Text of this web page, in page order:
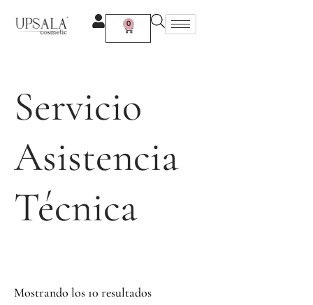
contenido
0
Carrito
Servicio
Asistencia
Técnica
Mostrando los 10 resultados